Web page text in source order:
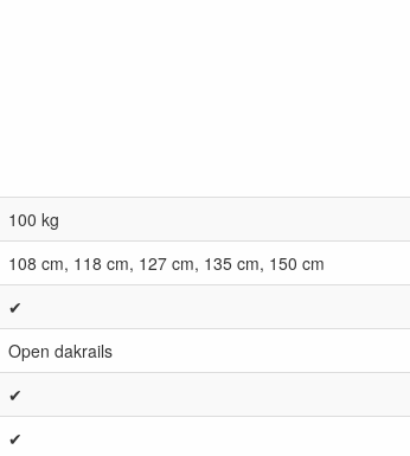
100 kg
108 cm, 118 cm, 127 cm, 135 cm, 150 cm
✔
Open dakrails
✔
✔